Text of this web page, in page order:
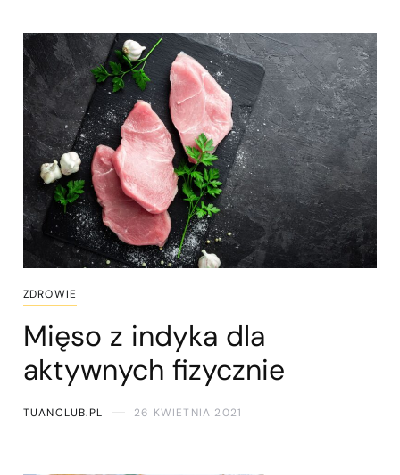
ZDROWIE
Mięso z indyka dla
aktywnych fizycznie
TUANCLUB.PL 26 KWIETNIA 2021